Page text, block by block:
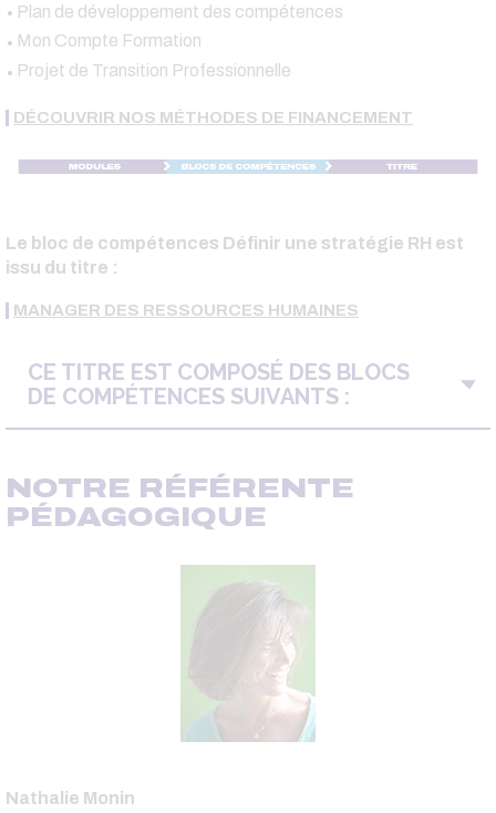
Plan de développement des compétences
Mon Compte Formation
Projet de Transition Professionnelle
DÉCOUVRIR NOS MÉTHODES DE FINANCEMENT
Le bloc de compétences Définir une stratégie RH est
issu du titre :
MANAGER DES RESSOURCES HUMAINES
CE TITRE EST COMPOSÉ DES BLOCS
DE COMPÉTENCES SUIVANTS :
NOTRE RÉFÉRENTE
PÉDAGOGIQUE
Nathalie Monin